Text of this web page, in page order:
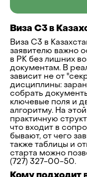
Виза C3 в
Виза C3 в
заявителю важно
в РК без лишних
документам. В
зависит не от
дисциплины:
собрать
ключевые поля и
алгоритму. На
практичную
что входит в
бывают, от чего
также таблицы и
старта можно
(727) 327-00-50.